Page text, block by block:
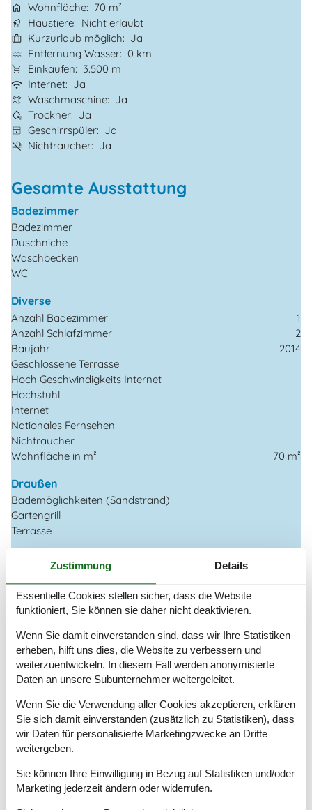
Wohnfläche
70 m²
Haustiere
Nicht erlaubt
Kurzurlaub möglich
Ja
Entfernung Wasser 0 km
Einkaufen
3.500 m
Internet
Ja
Waschmaschine
Ja
Trockner
Ja
Geschirrspüler
Ja
Nichtraucher
Ja
Gesamte Ausstattung
Badezimmer
Badezimmer
Duschniche
Waschbecken
WC
Diverse
Anzahl Badezimmer
1
Anzahl Schlafzimmer
2
Baujahr
2014
Geschlossene Terrasse
Hoch Geschwindigkeits Internet
Hochstuhl
Internet
Nationales Fernsehen
Nichtraucher
Wohnfläche in m²
70 m²
Draußen
Bademöglichkeiten (Sandstrand)
Gartengrill
Terrasse
Drinnen
Kinderbett
Radio
Waschmaschine
Wäschetrockner
Entfernung
Restaurant
6,8 km
Küche
Elektroherd
Kaffeemaschine
Kühl-/Gefrierschrank
Zustimmung Details
Essentielle Cookies stellen sicher, dass die Website
funktioniert, Sie können sie daher nicht deaktivieren.
Wenn Sie damit einverstanden sind, dass wir Ihre Statistiken
erheben, hilft uns dies, die Website zu verbessern und
weiterzuentwickeln. In diesem Fall werden anonymisierte
Daten an unsere Subunternehmer weitergeleitet.
Wenn Sie die Verwendung aller Cookies akzeptieren, erklären
Sie sich damit einverstanden (zusätzlich zu Statistiken), dass
wir Daten für personalisierte Marketingzwecke an Dritte
weitergeben.
Sie können Ihre Einwilligung in Bezug auf Statistiken und/oder
Marketing jederzeit ändern oder widerrufen.